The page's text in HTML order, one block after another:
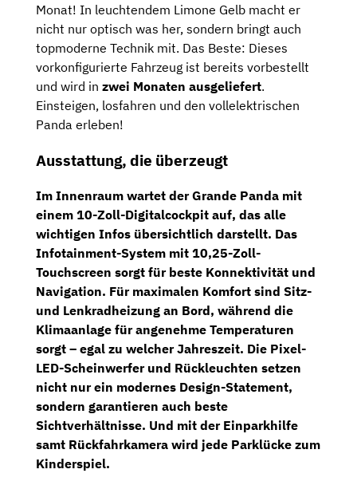
Monat! In leuchtendem Limone Gelb macht er
nicht nur optisch was her, sondern bringt auch
topmoderne Technik mit. Das Beste: Dieses
vorkonfigurierte Fahrzeug ist bereits vorbestellt
und wird in zwei Monaten ausgeliefert.
Einsteigen, losfahren und den vollelektrischen
Panda erleben!
Ausstattung, die überzeugt
Im Innenraum wartet der Grande Panda mit
einem 10-Zoll-Digitalcockpit auf, das alle
wichtigen Infos übersichtlich darstellt. Das
Infotainment-System mit 10,25-Zoll-
Touchscreen sorgt für beste Konnektivität und
Navigation. Für maximalen Komfort sind Sitz-
und Lenkradheizung an Bord, während die
Klimaanlage für angenehme Temperaturen
sorgt – egal zu welcher Jahreszeit. Die Pixel-
LED-Scheinwerferund Rückleuchten setzen
nicht nur ein modernes Design-Statement,
sondern garantieren auch beste
Sichtverhältnisse. Und mit der Einparkhilfe
samt Rückfahrkamera wird jede Parklücke zum
Kinderspiel.